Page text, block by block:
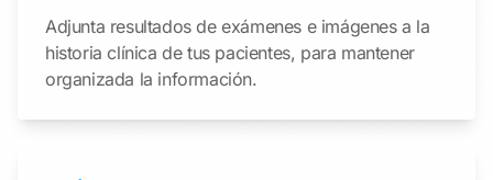
Adjunta resultados de exámenes e imágenes a la
historia clínica de tus pacientes, para mantener
organizada la información.